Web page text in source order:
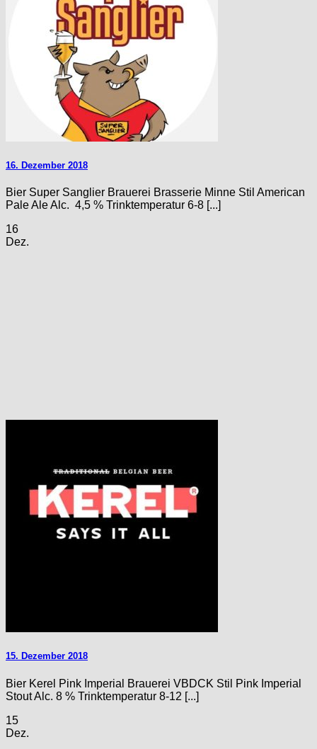
16. Dezember 2018
Bier Super Sanglier Brauerei Brasserie Minne Stil American
Pale Ale Alc. 4,5 % Trinktemperatur 6-8 [...]
16
Dez.
15. Dezember 2018
Bier Kerel Pink Imperial Brauerei VBDCK Stil Pink Imperial
Stout Alc. 8 % Trinktemperatur 8-12 [...]
15
Dez.